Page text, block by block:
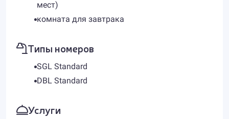
мест)
комната для завтрака
Типы номеров
SGL Standard
DBL Standard
Услуги